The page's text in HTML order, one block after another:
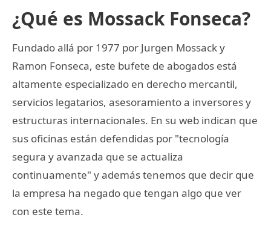
¿Qué es Mossack Fonseca?
Fundado allá por 1977 por Jurgen Mossack y
Ramon Fonseca, este bufete de abogados está
altamente especializado en derecho mercantil,
servicios legatarios, asesoramiento a inversores y
estructuras internacionales. En su web indican que
sus oficinas están defendidas por "tecnología
segura y avanzada que se actualiza
continuamente" y además tenemos que decir que
la empresa ha negado que tengan algo que ver
con este tema.